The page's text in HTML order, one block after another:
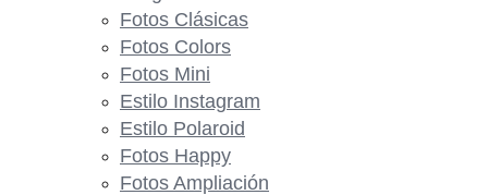
Fotos Clásicas
Fotos Colors
Fotos Mini
Estilo Instagram
Estilo Polaroid
Fotos Happy
Fotos Ampliación